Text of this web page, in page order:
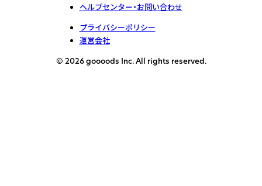
ヘルプセンター・お問い合わせ
プライバシーポリシー
運営会社
© 2026 goooods Inc. All rights reserved.